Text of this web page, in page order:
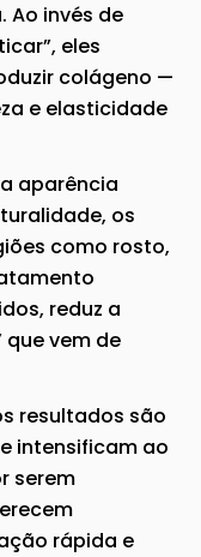
Ao invés de
eles
colágeno —
e elasticidade
aparência
os
como rosto,
reduz a
que vem de
resultados são
intensificam ao
serem
rápida e